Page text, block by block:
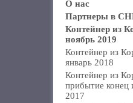
О нас
Партнеры в
Контейнер из
ноябрь 2019
Контейнер из
январь 2018
Контейнер из
прибытие конец
2017